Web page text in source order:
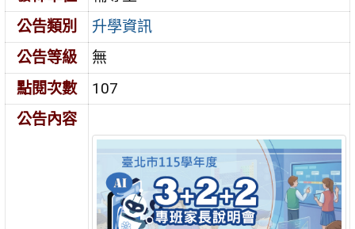
公告類別
升學資訊
公告等級
無
點閱次數
107
公告內容